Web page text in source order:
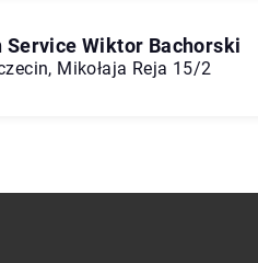
Service Wiktor Bachorski
Mikołaja Reja 15/2